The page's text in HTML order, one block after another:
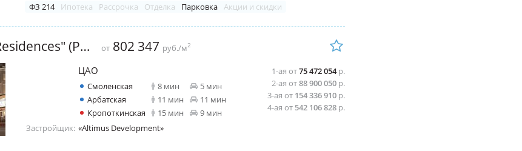
ФЗ 214 Ипотека Рассрочка Отделка Парковка Акции и скидки
ЖК "Turandot Residences" (Резиденция Турандот) от 802 347 руб./м2
1-ая от75 472 054р.
2-ая от88 900 050 р.
3-ая от 154 336 910 р.
4-ая от 542 106 828 р.
ЦАО
Смоленская 8 мин
5 мин
Арбатская
11 мин
11 мин
Кропоткинская
15 мин
9 мин
Застройщик: «Altimus Development»